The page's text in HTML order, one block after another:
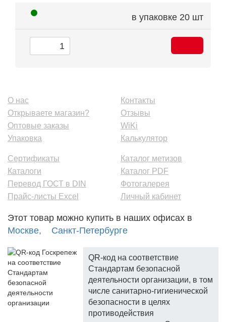
в упаковке 20 шт
О нас
Открываете магазин?
Оптовые заказы
Упаковка
Контакты
Отзывы
WiKi
Калькулятор
Сертификаты
Каталоги
Перевод ГОСТ в DIN
Прайс-листы Excel
Каталог метизов
Каталог PDF
Фотогалерея
Личный кабинет
Этот товар можно купить в наших офисах в
Москве,
Санкт-Петербурге
QR-код на соответствие
Стандартам безопасной
деятельности организации, в том
числе санитарно-гигиенической
безопасности в целях
противодействия